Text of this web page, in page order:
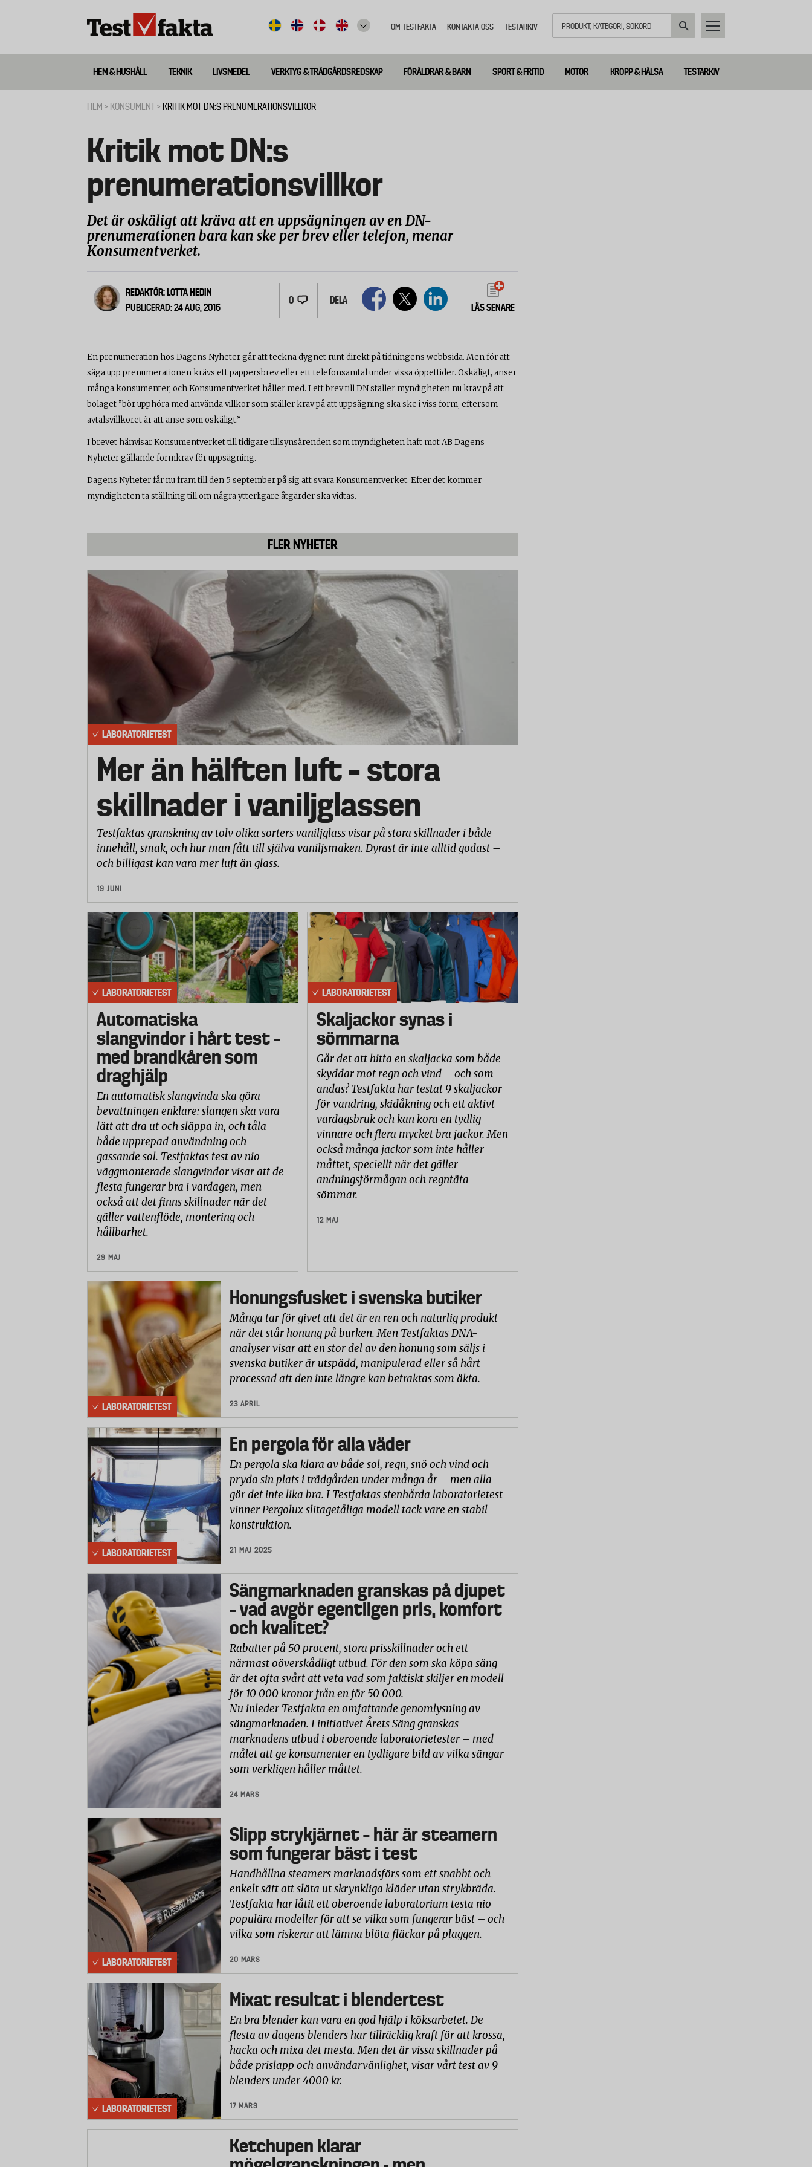
meny
OM TESTFAKTA KONTAKTA OSS TESTARKIV
Huvudmeny
ny
HEM & HUSHÅLL TEKNIK LIVSMEDEL VERKTYG & TRÄDGÅRDSREDSKAP FÖRÄLDRAR & BARN SPORT & FRITID MOTOR KROPP & HÄLSA TESTARKIV
HEM KONSUMENT KRITIK MOT DN:S PRENUMERATIONSVILLKOR
Kritik mot DN:s
prenumerationsvillkor
Det är oskäligt att kräva att en uppsägningen av en DN-
prenumerationen bara kan ske per brev eller telefon, menar
Konsumentverket.
REDAKTÖR: LOTTA HEDIN
PUBLICERAD: 24 AUG, 2016
0 DELA
LÄS SENARE
En prenumeration hos Dagens Nyheter går att teckna dygnet runt direkt på tidningens webbsida. Men för att
säga upp prenumerationen krävs ett pappersbrev eller ett telefonsamtal under vissa öppettider. Oskäligt, anser
många konsumenter, och Konsumentverket håller med. I ett brev till DN ställer myndigheten nu krav på att
bolaget ”bör upphöra med använda villkor som ställer krav på att uppsägning ska ske i viss form, eftersom
avtalsvillkoret är att anse som oskäligt.”
I brevet hänvisar Konsumentverket till tidigare tillsynsärenden som myndigheten haft mot AB Dagens
Nyheter gällande formkrav för uppsägning.
Dagens Nyheter får nu fram till den 5 september på sig att svara Konsumentverket. Efter det kommer
myndigheten ta ställning till om några ytterligare åtgärder ska vidtas.
FLER NYHETER
LABORATORIETEST
Mer än hälften luft – stora
skillnader i vaniljglassen
Testfaktas granskning av tolv olika sorters vaniljglass visar på stora skillnader i både
innehåll, smak, och hur man fått till själva vaniljsmaken. Dyrast är inte alltid godast –
och billigast kan vara mer luft än glass.
19 JUNI
LABORATORIETEST
Automatiska
slangvindor i hårt test –
med brandkåren som
draghjälp
En automatisk slangvinda ska göra
bevattningen enklare: slangen ska vara
lätt att dra ut och släppa in, och tåla
både upprepad användning och
gassande sol. Testfaktas test av nio
väggmonterade slangvindor visar att de
flesta fungerar bra i vardagen, men
också att det finns skillnader när det
gäller vattenflöde, montering och
hållbarhet.
29 MAJ
LABORATORIETEST
Skaljackor synas i
sömmarna
Går det att hitta en skaljacka som både
skyddar mot regn och vind – och som
andas? Testfakta har testat 9 skaljackor
för vandring, skidåkning och ett aktivt
vardagsbruk och kan kora en tydlig
vinnare och flera mycket bra jackor. Men
också många jackor som inte håller
måttet, speciellt när det gäller
andningsförmågan och regntäta
sömmar.
12 MAJ
LABORATORIETEST
Honungsfusket i svenska butiker
Många tar för givet att det är en ren och naturlig produkt
när det står honung på burken. Men Testfaktas DNA-
analyser visar att en stor del av den honung som säljs i
svenska butiker är utspädd, manipulerad eller så hårt
processad att den inte längre kan betraktas som äkta.
23 APRIL
LABORATORIETEST
En pergola för alla väder
En pergola ska klara av både sol, regn, snö och vind och
pryda sin plats i trädgården under många år – men alla
gör det inte lika bra. I Testfaktas stenhårda laboratorietest
vinner Pergolux slitagetåliga modell tack vare en stabil
konstruktion.
21 MAJ 2025
Sängmarknaden granskas på djupet
– vad avgör egentligen pris, komfort
och kvalitet?
Rabatter på 50 procent, stora prisskillnader och ett
närmast oöverskådligt utbud. För den som ska köpa säng
är det ofta svårt att veta vad som faktiskt skiljer en modell
för 10 000 kronor från en för 50 000.
Nu inleder Testfakta en omfattande genomlysning av
sängmarknaden. I initiativet Årets Säng granskas
marknadens utbud i oberoende laboratorietester – med
målet att ge konsumenter en tydligare bild av vilka sängar
som verkligen håller måttet.
24 MARS
LABORATORIETEST
Slipp strykjärnet – här är steamern
som fungerar bäst i test
Handhållna steamers marknadsförs som ett snabbt och
enkelt sätt att släta ut skrynkliga kläder utan strykbräda.
Testfakta har låtit ett oberoende laboratorium testa nio
populära modeller för att se vilka som fungerar bäst – och
vilka som riskerar att lämna blöta fläckar på plaggen.
20 MARS
LABORATORIETEST
Mixat resultat i blendertest
En bra blender kan vara en god hjälp i köksarbetet. De
flesta av dagens blenders har tillräcklig kraft för att krossa,
hacka och mixa det mesta. Men det är vissa skillnader på
både prislapp och användarvänlighet, visar vårt test av 9
blenders under 4000 kr.
17 MARS
Ketchupen klarar